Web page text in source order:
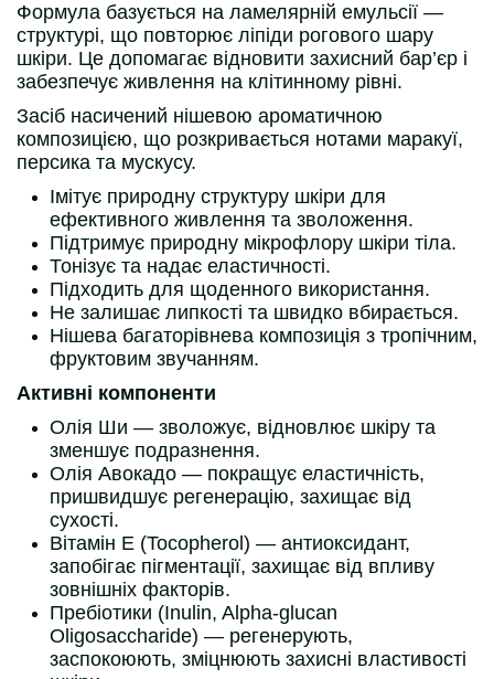
Формула базується на ламелярній емульсії —
структурі, що повторює ліпіди рогового шару
шкіри. Це допомагає відновити захисний бар’єр і
забезпечує живлення на клітинному рівні.
Засіб насичений нішевою ароматичною
композицією, що розкривається нотами маракуї,
персика та мускусу.
Імітує природну структуру шкіри для
ефективного живлення та зволоження.
Підтримує природну мікрофлору шкіри тіла.
Тонізує та надає еластичності.
Підходить для щоденного використання.
Не залишає липкості та швидко вбирається.
Нішева багаторівнева композиція з тропічним,
фруктовим звучанням.
Активні компоненти
Олія Ши — зволожує, відновлює шкіру та
зменшує подразнення.
Олія Авокадо — покращує еластичність,
пришвидшує регенерацію, захищає від
сухості.
Вітамін Е (Tocopherol) — антиоксидант,
запобігає пігментації, захищає від впливу
зовнішніх факторів.
Пребіотики (Inulin, Alpha-glucan
Oligosaccharide) — регенерують,
заспокоюють, зміцнюють захисні властивості